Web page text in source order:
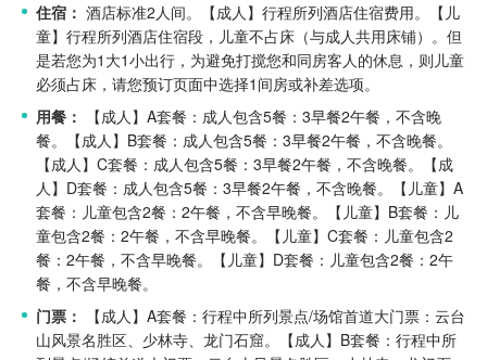
住宿： 酒店标准2人间。 【成人】行程所列酒店住宿费用。
【儿
童】行程所列酒店住宿段，儿童不占床（与成人共用床铺）。但
是若您为1大1小出行，为避免打搅您和同房客人的休息，则儿童
必须占床，请您预订页面中选择1间房或补差选项。
用餐：
【成人】A套餐：成人包含5餐：3早餐2午餐，不含晚
餐。
【成人】B套餐：成人包含5餐：3早餐2午餐，不含晚餐。
【成人】C套餐：成人包含5餐：3早餐2午餐，不含晚餐。
【成
人】D套餐：成人包含5餐：3早餐2午餐，不含晚餐。
【儿童】A
套餐：儿童包含2餐：2午餐，不含早晚餐。
【儿童】B套餐：儿
童包含2餐：2午餐，不含早晚餐。
【儿童】C套餐：儿童包含2
餐：2午餐，不含早晚餐。
【儿童】D套餐：儿童包含2餐：2午
餐，不含早晚餐。
门票：
【成人】A套餐：行程中所列景点/场馆首道大门票：云台
山风景名胜区、少林寺、龙门石窟。
【成人】B套餐：行程中所